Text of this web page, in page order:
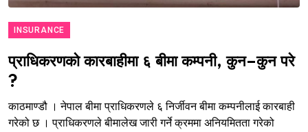
INSURANCE
प्राधिकरणको कारबाहीमा ६ बीमा कम्पनी, कुन–कुन परे
?
काठमाण्डौ । नेपाल बीमा प्राधिकरणले ६ निर्जीवन बीमा कम्पनीलाई कारबाही
गरेको छ । प्राधिकरणले बीमालेख जारी गर्ने क्रममा अनियमितता गरेको